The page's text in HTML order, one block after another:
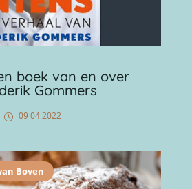
boek van en over
Gommers
09 04 2022
Boven